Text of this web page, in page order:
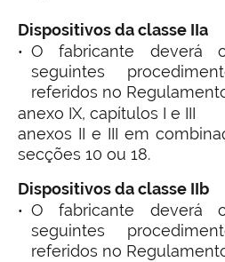
Dispositivos da classe IIa
O fabricante deverá
seguintes
referidos no
anexo IX, capítulos I e III
anexos II e III em
secções 10 ou 18.
Dispositivos da classe IIb
O fabricante deverá
seguintes
referidos no